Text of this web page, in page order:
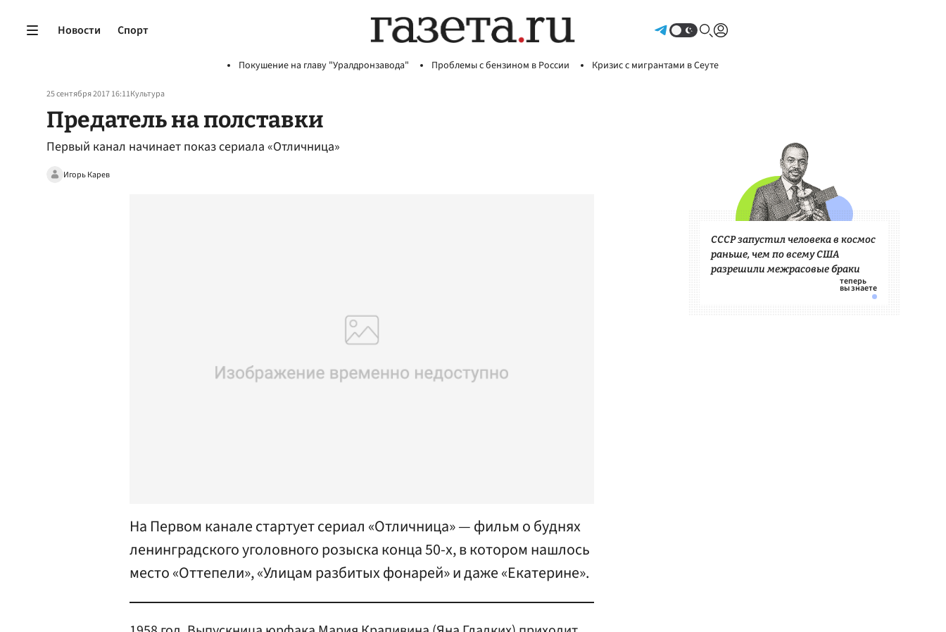
Новости Спорт
Покушение на главу "Уралдронзавода" Проблемы с бензином в России Кризис с мигрантами в Сеуте
25 сентября 2017 16:11Культура
Предатель на полставки
Первый канал начинает показ сериала «Отличница»
Игорь Карев
На Первом канале стартует сериал «Отличница» — фильм о буднях
ленинградского уголовного розыска конца 50-х, в котором нашлось
место «Оттепели», «Улицам разбитых фонарей» и даже «Екатерине».
СССР запустил человека в космос
раньше, чем по всему США
разрешили межрасовые браки